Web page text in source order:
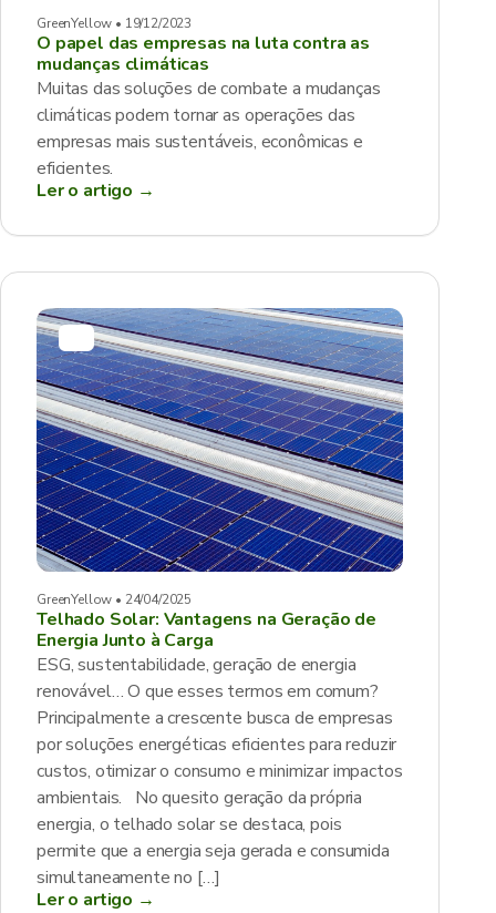
GreenYellow • 19/12/2023
O papel das empresas na luta contra as
mudanças climáticas
Muitas das soluções de combate a mudanças
climáticas podem tornar as operações das
empresas mais sustentáveis, econômicas e
eficientes.
Ler o artigo →
GreenYellow • 24/04/2025
Telhado Solar: Vantagens na Geração de
Energia Junto à Carga
ESG, sustentabilidade, geração de energia
renovável… O que esses termos em comum?
Principalmente a crescente busca de empresas
por soluções energéticas eficientes para reduzir
custos, otimizar o consumo e minimizar impactos
ambientais. No quesito geração da própria
energia, o telhado solar se destaca, pois
permite que a energia seja gerada e consumida
simultaneamente no […]
Ler o artigo →